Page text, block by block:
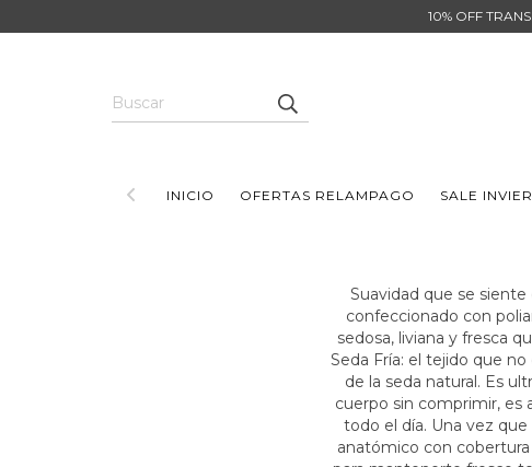
10% OFF
INICIO OFERTAS RELAMPAGO SALE
Suavidad que se
confeccionado con
sedosa, liviana y fresca
Seda Fría: el tejido que
de la seda natural. Es
cuerpo sin comprimir, es
todo el día. Una vez
anatómico con cobertura